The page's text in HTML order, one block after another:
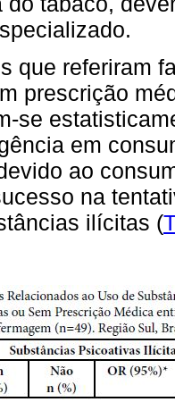
que referiram
prescrição
se
em
ao
na
ilícitas (